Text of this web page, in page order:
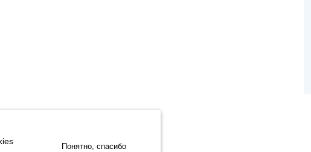
«Яндекс.Метрика» компании ООО «ЯНДЕКС» (119021, Москва, ул. Льва
Разработка сайта:
Понятно, спасибо